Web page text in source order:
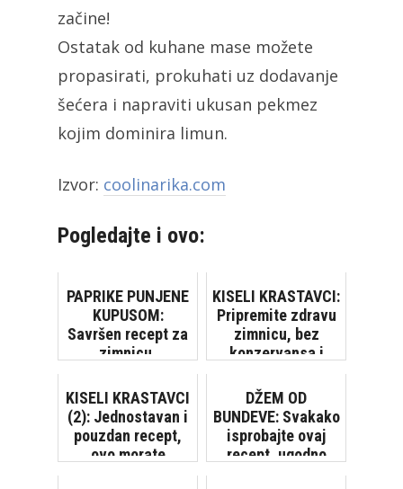
začine!
Ostatak od kuhane mase možete
propasirati, prokuhati uz dodavanje
šećera i napraviti ukusan pekmez
kojim dominira limun.
Izvor: coolinarika.com
Pogledajte i ovo:
PAPRIKE PUNJENE
KUPUSOM:
Savršen recept za
zimnicu,
pouzdan [VIDEO]
KISELI KRASTAVCI:
Pripremite zdravu
zimnicu, bez
konzervansa i
KISELI KRASTAVCI
(2): Jednostavan i
pouzdan recept,
ovo morate
DŽEM OD
BUNDEVE: Svakako
isprobajte ovaj
recept, ugodno